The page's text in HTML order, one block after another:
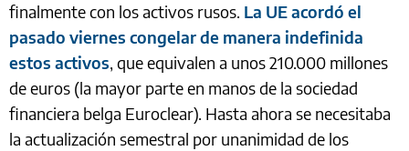
finalmente con los activos rusos. La UE acordó el
pasado viernes congelar de manera indefinida
estos activos, que equivalen a unos 210.000 millones
de euros (la mayor parte en manos de la sociedad
financiera belga Euroclear). Hasta ahora se necesitaba
la actualización semestral por unanimidad de los